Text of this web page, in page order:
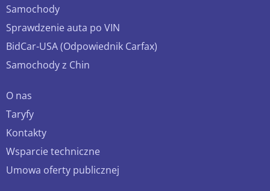
Samochody
Sprawdzenie auta po VIN
BidCar-USA (Odpowiednik Carfax)
Samochody z Chin
O nas
Taryfy
Kontakty
Wsparcie techniczne
Umowa oferty publicznej